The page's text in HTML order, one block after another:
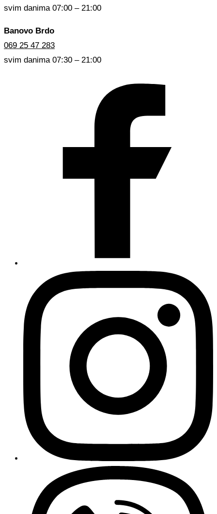
svim danima 07:00 – 21:00
Banovo Brdo
069 25 47 283
svim danima 07:30 – 21:00